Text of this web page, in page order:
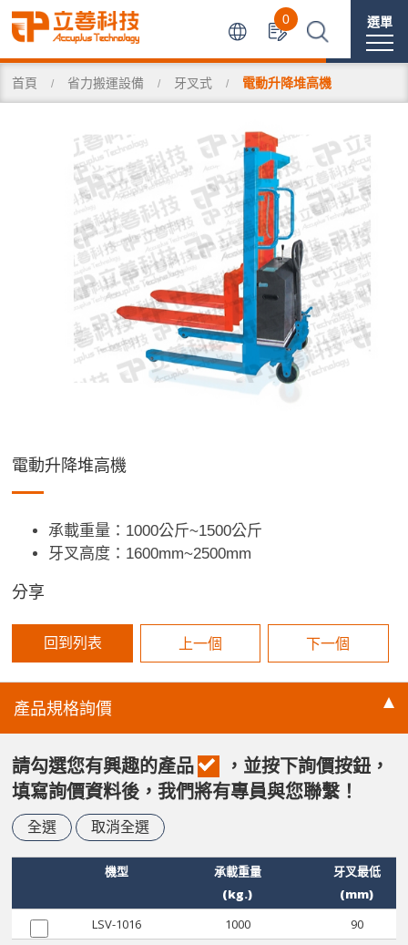
選單
0
首頁 省力搬運設備 牙叉式 電動升降堆高機
電動升降堆高機
承載重量：1000公斤~1500公斤
牙叉高度：1600mm~2500mm
分享
回到列表 上一個 下一個
產品規格詢價
請勾選您有興趣的產品
，並按下詢價按鈕，
填寫詢價資料後，我們將有專員與您聯繫！
全選 取消全選
機型
承載重量
(kg.)
牙叉最低
(mm)
LSV-1016
1000
90